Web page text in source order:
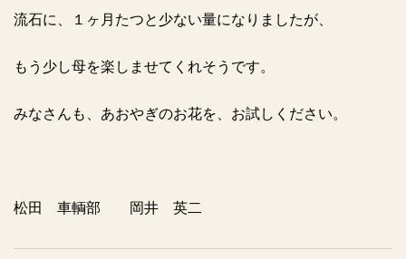
流石に、１ヶ月たつと少ない量になりましたが、
もう少し母を楽しませてくれそうです。
みなさんも、あおやぎのお花を、お試しください。
松田 車輌部 岡井 英二